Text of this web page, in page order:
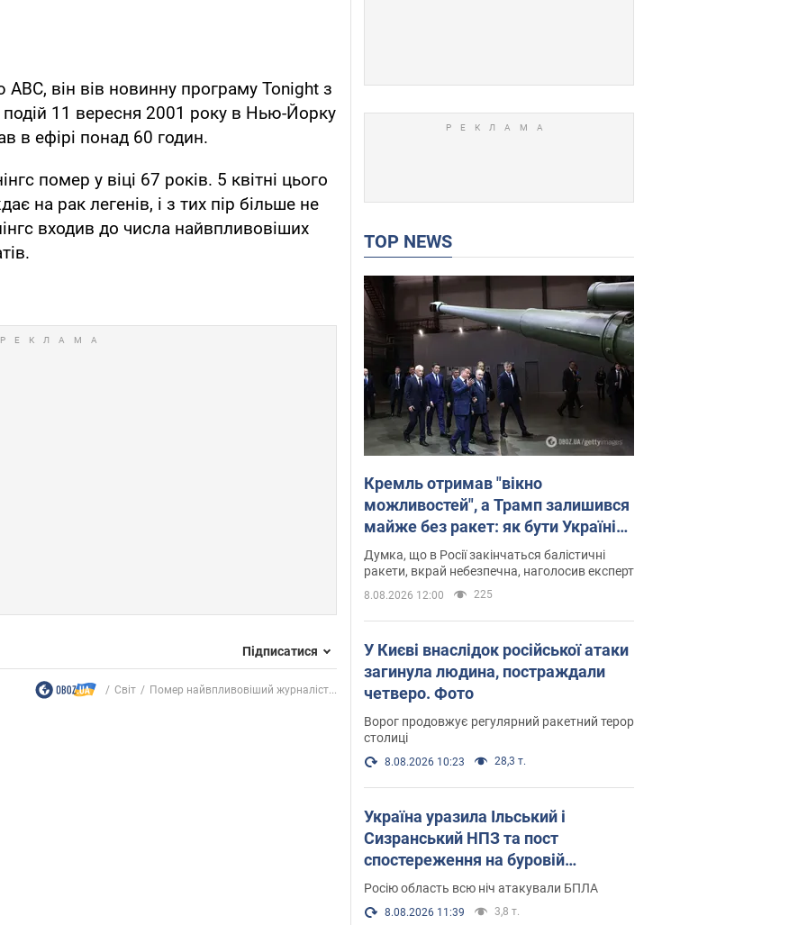
він вів новинну програму Tonight з
11 вересня 2001 року в Нью-Йорку
в ефірі понад 60 годин.
помер у віці 67 років. 5 квітні цього
на рак легенів, і з тих пір більше не
входив до числа найвпливовіших
Підписатися
Світ Помер найвпливовіший журналіст...
TOP NEWS
Кремль отримав "вікно
можливостей", а Трамп залишився
майже без ракет: як бути Україні?
Інтерв’ю з Мельником
Думка, що в Росії закінчаться балістичні
ракети, вкрай небезпечна, наголосив експерт
8.08.2026 12:00 225
У Києві внаслідок російської атаки
загинула людина, постраждали
четверо. Фото
Ворог продовжує регулярний ракетний терор
столиці
8.08.2026 10:23 28,3 т.
Україна уразила Ільський і
Сизранський НПЗ та пост
спостереження на буровій
установці "Сиваш": Генштаб
розкрив деталі. Фото і відео
Росію область всю ніч атакували БПЛА
8.08.2026 11:39 3,8 т.